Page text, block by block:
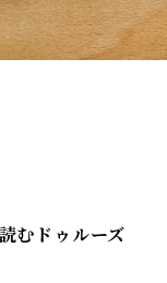
むドゥルーズ